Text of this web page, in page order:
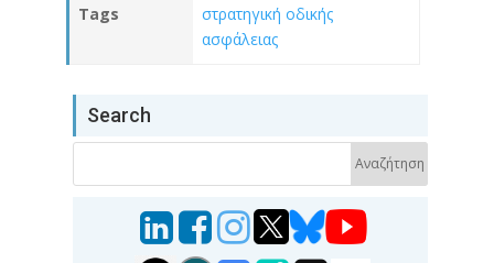
Tags
στρατηγική οδικής
ασφάλειας
Search